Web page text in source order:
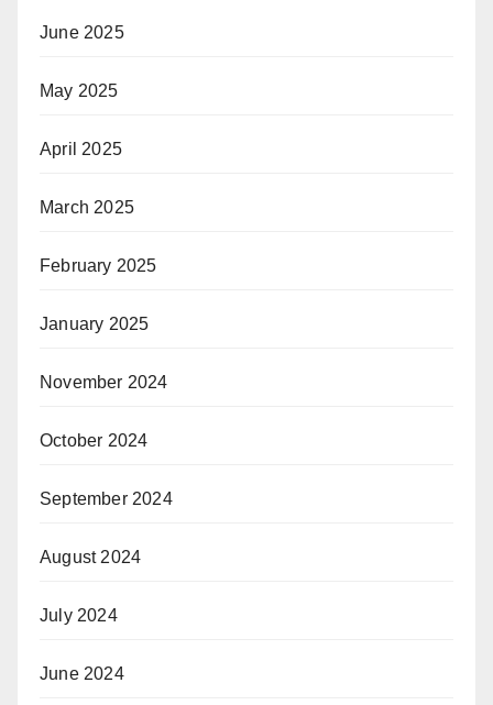
June 2025
May 2025
April 2025
March 2025
February 2025
January 2025
November 2024
October 2024
September 2024
August 2024
July 2024
June 2024